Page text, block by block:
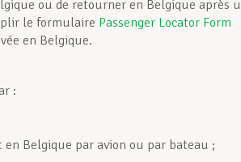
ou de retourner en Belgique après
le formulaire Passenger Locator Form
en Belgique.
:
Belgique par avion ou par bateau ;